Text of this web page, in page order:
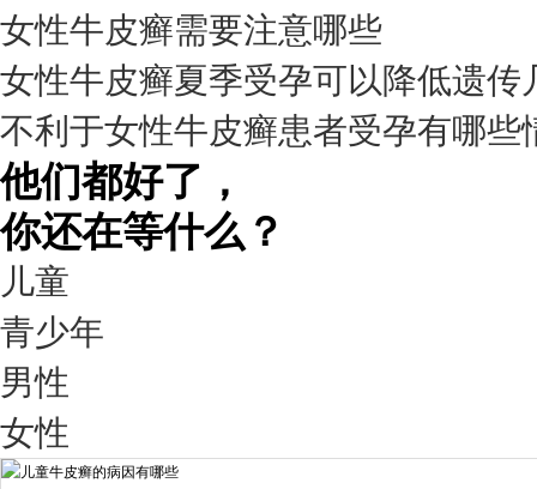
预约量
6821
疗效满意
98%
我要咨询
擅长： 王艳琼 门诊主任 专家介绍：毕业于川北医学院...
女性牛皮癣需要注意哪些
女性牛皮癣夏季受孕可以降低遗传
不利于女性牛皮癣患者受孕有哪些
他们都好了，
你还在等什么？
儿童
青少年
男性
女性